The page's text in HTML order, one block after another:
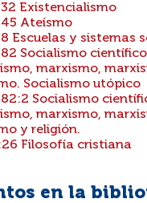
Existencialismo
Ateísmo
Escuelas y sistemas
Socialismo
marxismo,
Socialismo utópico
Socialismo
marxismo,
y religión.
Filosofía cristiana
en la